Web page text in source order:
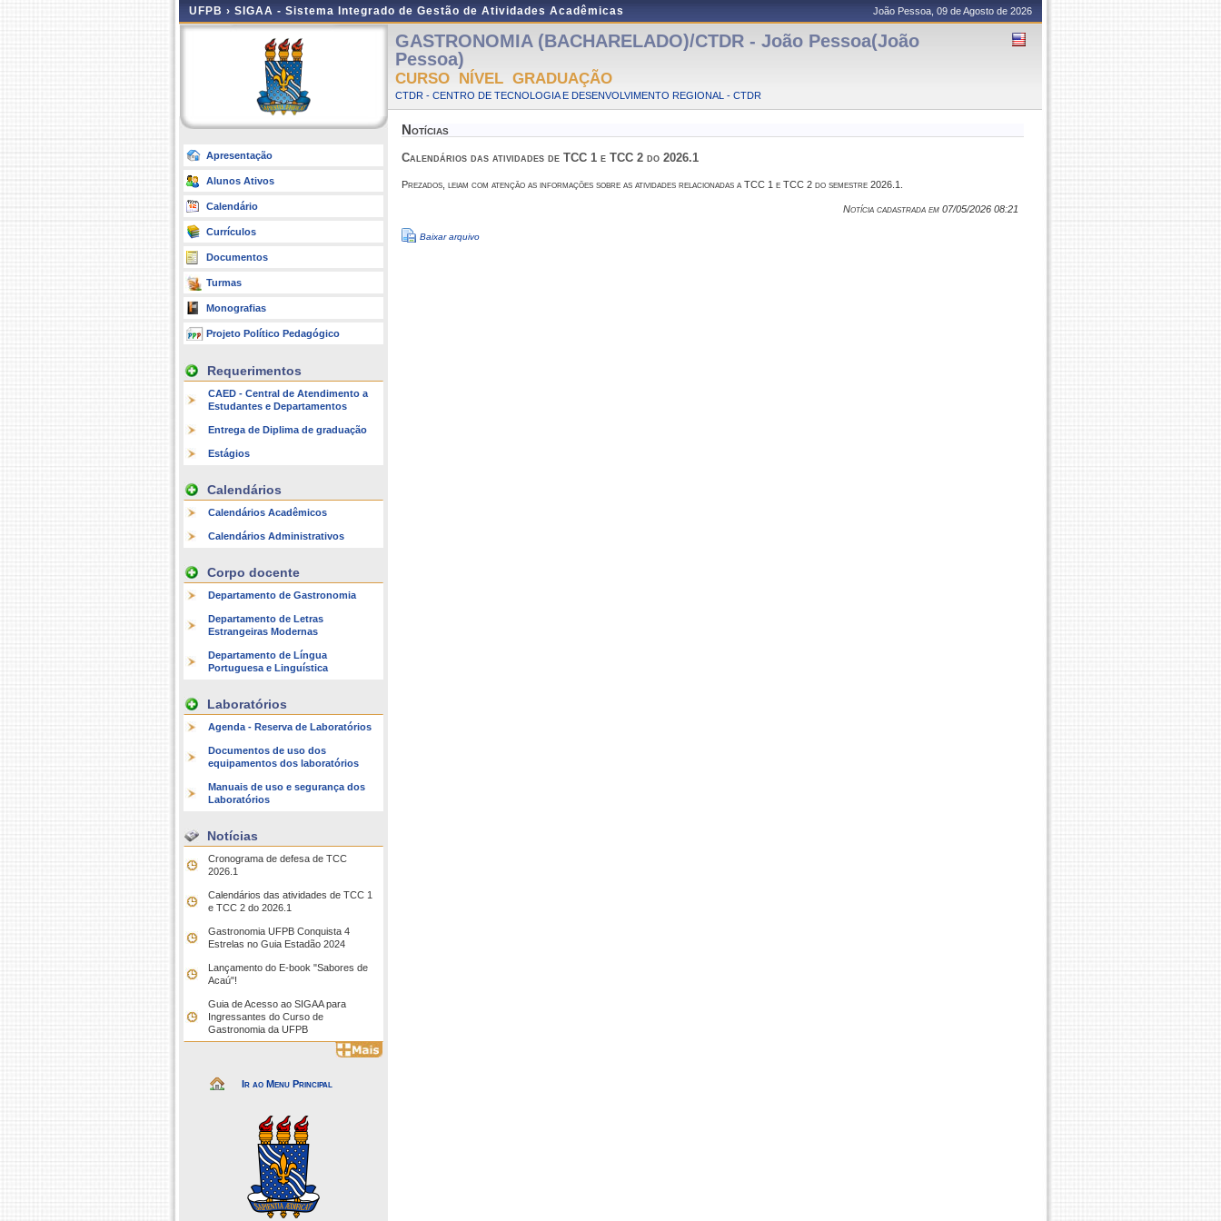
UFPB › SIGAA - Sistema Integrado de Gestão de Atividades Acadêmicas João Pessoa, 09 de Agosto de 2026
Apresentação
Alunos Ativos
Calendário
Currículos
Documentos
Turmas
Monografias
Projeto Político Pedagógico
Requerimentos
CAED - Central de Atendimento a
Estudantes e Departamentos
Entrega de Diplima de graduação
Estágios
Calendários
Calendários Acadêmicos
Calendários Administrativos
Corpo docente
Departamento de Gastronomia
Departamento de Letras
Estrangeiras Modernas
Departamento de Língua
Portuguesa e Linguística
Laboratórios
Agenda - Reserva de Laboratórios
Documentos de uso dos
equipamentos dos laboratórios
Manuais de uso e segurança dos
Laboratórios
Notícias
Cronograma de defesa de TCC
2026.1
Calendários das atividades de TCC 1
e TCC 2 do 2026.1
Gastronomia UFPB Conquista 4
Estrelas no Guia Estadão 2024
Lançamento do E-book "Sabores de
Acaú"!
Guia de Acesso ao SIGAA para
Ingressantes do Curso de
Gastronomia da UFPB
Ir ao Menu Principal
GASTRONOMIA (BACHARELADO)/CTDR - João Pessoa(João
Pessoa)
CURSO NÍVEL GRADUAÇÃO
CTDR - CENTRO DE TECNOLOGIA E DESENVOLVIMENTO REGIONAL - CTDR
Notícias
Calendários das atividades de TCC 1 e TCC 2 do 2026.1
Prezados, leiam com atenção as informações sobre as atividades relacionadas a TCC 1 e TCC 2 do semestre 2026.1.
Notícia cadastrada em 07/05/2026 08:21
Baixar arquivo